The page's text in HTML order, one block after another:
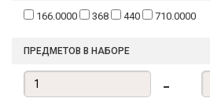
166.0000 368 440 710.0000
ПРЕДМЕТОВ В НАБОРЕ
-